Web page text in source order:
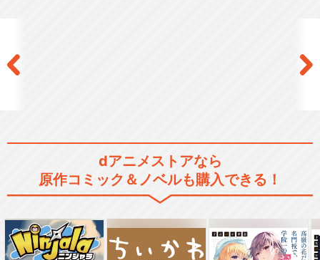
絶滅計画
ドラゴンボール エピソード
オブバーダック
dアニメストアなら
原作コミック＆ノベルも購入できる！